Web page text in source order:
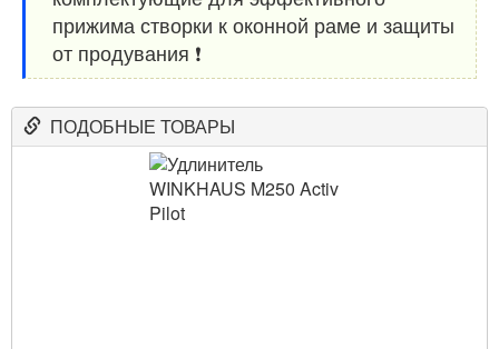
прижима створки к оконной раме и защиты
от продувания ❗️
ПОДОБНЫЕ ТОВАРЫ